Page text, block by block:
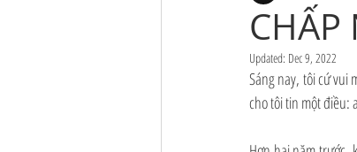
CHẤP
Updated: Dec 9, 2022
Sáng nay, tôi cứ vui
cho tôi tin một điều: